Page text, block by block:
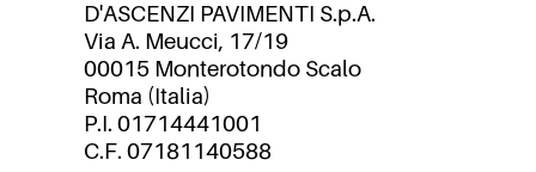
D'ASCENZI PAVIMENTI S.p.A.
Via A. Meucci, 17/19
00015 Monterotondo Scalo
Roma (Italia)
P.I. 01714441001
C.F. 07181140588